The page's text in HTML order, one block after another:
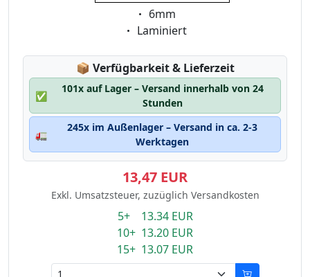
Eigenschaft:
6mm
Eigenschaft:
Laminiert
📦 Lagerstatus:
Verfügbarkeit & Lieferzeit
✅
101x auf Lager – Versand innerhalb von 24
Stunden
🚛
245x im Außenlager – Versand in ca. 2-3
Werktagen
13,47 EUR
Exkl. Umsatzsteuer, zuzüglich Versandkosten
5+ 13.34 EUR
10+ 13.20 EUR
15+ 13.07 EUR